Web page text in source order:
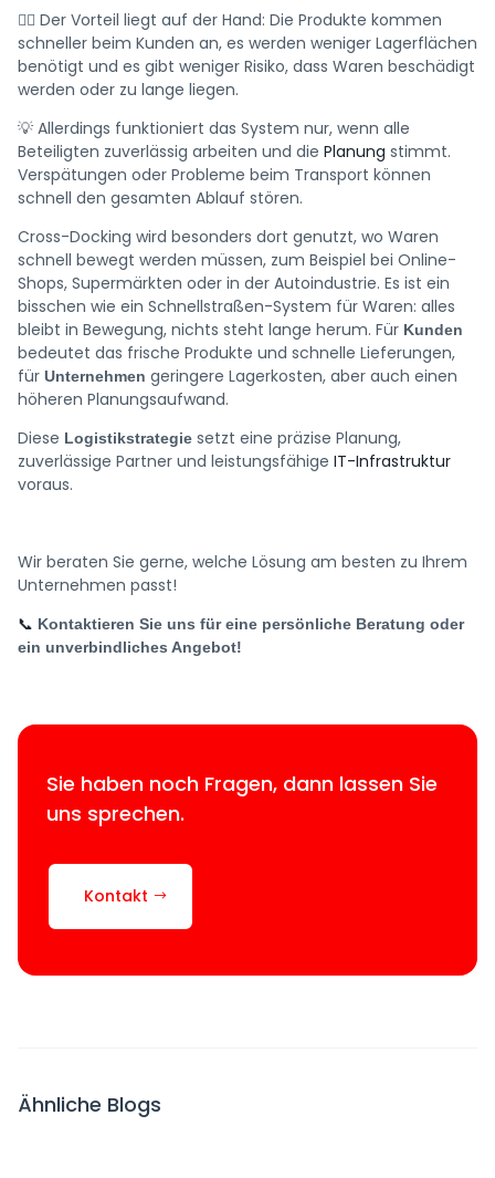
👍🏼 Der Vorteil liegt auf der Hand: Die Produkte kommen
schneller beim Kunden an, es werden weniger Lagerflächen
benötigt und es gibt weniger Risiko, dass Waren beschädigt
werden oder zu lange liegen.
💡 Allerdings funktioniert das System nur, wenn alle
Beteiligten zuverlässig arbeiten und die Planung stimmt.
Verspätungen oder Probleme beim Transport können
schnell den gesamten Ablauf stören.
Cross-Docking wird besonders dort genutzt, wo Waren
schnell bewegt werden müssen, zum Beispiel bei Online-
Shops, Supermärkten oder in der Autoindustrie. Es ist ein
bisschen wie ein Schnellstraßen-System für Waren: alles
bleibt in Bewegung, nichts steht lange herum. Für Kunden
bedeutet das frische Produkte und schnelle Lieferungen,
für Unternehmen geringere Lagerkosten, aber auch einen
höheren Planungsaufwand.
Diese Logistikstrategie setzt eine präzise Planung,
zuverlässige Partner und leistungsfähige IT-Infrastruktur
voraus.
Wir beraten Sie gerne, welche Lösung am besten zu Ihrem
Unternehmen passt!
📞 Kontaktieren Sie uns für eine persönliche Beratung oder
ein unverbindliches Angebot!
Sie haben noch Fragen, dann lassen Sie
uns sprechen.
Kontakt
Ähnliche Blogs